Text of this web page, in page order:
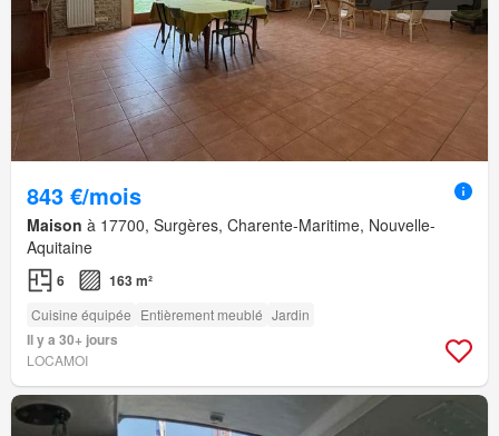
843 €/mois
Maison à 17700, Surgères, Charente-Maritime, Nouvelle-
Aquitaine
6 163 m²
Cuisine équipée Entièrement meublé Jardin
Il y a 30+ jours
LOCAMOI